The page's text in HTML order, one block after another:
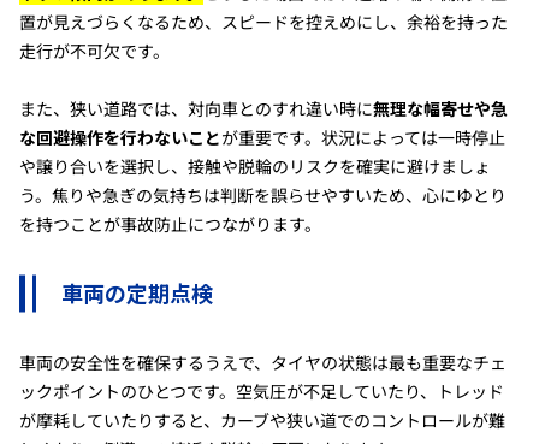
置が見えづらくなるため、スピードを控えめにし、余裕を持った
走行が不可欠です。
また、狭い道路では、対向車とのすれ違い時に無理な幅寄せや急
な回避操作を行わないことが重要です。状況によっては一時停止
や譲り合いを選択し、接触や脱輪のリスクを確実に避けましょ
う。焦りや急ぎの気持ちは判断を誤らせやすいため、心にゆとり
を持つことが事故防止につながります。
車両の定期点検
車両の安全性を確保するうえで、タイヤの状態は最も重要なチェ
ックポイントのひとつです。空気圧が不足していたり、トレッド
が摩耗していたりすると、カーブや狭い道でのコントロールが難